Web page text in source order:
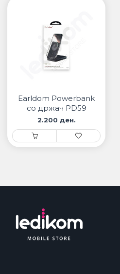
Earldom Powerbank
со држач PD59
2.200 ден.